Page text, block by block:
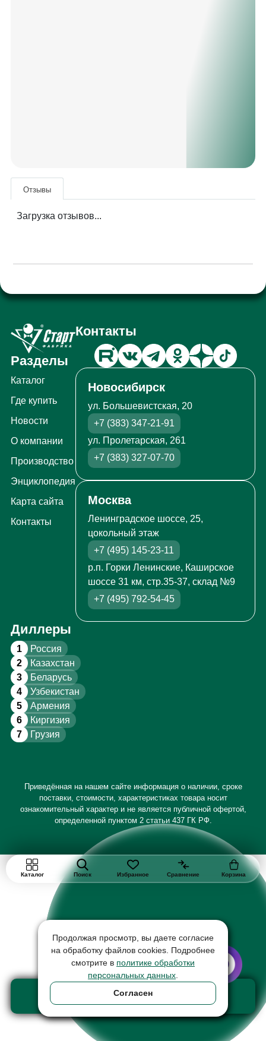
Добавить в корзину
товар на сумму 16050 ₽
Отзывы
Загрузка отзывов...
Разделы
Каталог
Где купить
Новости
О компании
Производство
Энциклопедия
Карта сайта
Контакты
Контакты
Новосибирск
ул. Большевистская, 20
+7 (383) 347-21-91
ул. Пролетарская, 261
+7 (383) 327-07-70
Москва
Ленинградское шоссе, 25,
цокольный этаж
+7 (495) 145-23-11
р.п. Горки Ленинские, Каширское
шоссе 31 км, стр.35-37, склад №9
+7 (495) 792-54-45
Диллеры
1 Россия
2 Казахстан
3 Беларусь
4 Узбекистан
5 Армения
6 Киргизия
7 Грузия
Приведённая на нашем сайте информация о наличии, сроке
поставки, стоимости, характеристиках товара носит
ознакомительный характер и не является публичной офертой,
определенной пунктом 2 статьи 437 ГК РФ.
Каталог Поиск Избранное Сравнение Корзина
Продолжая просмотр, вы даете согласие
на обработку файлов cookies. Подробнее
смотрите в политике обработки
персональных данных
Согласен